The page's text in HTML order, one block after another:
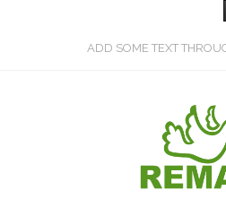
ADD SOME TEXT